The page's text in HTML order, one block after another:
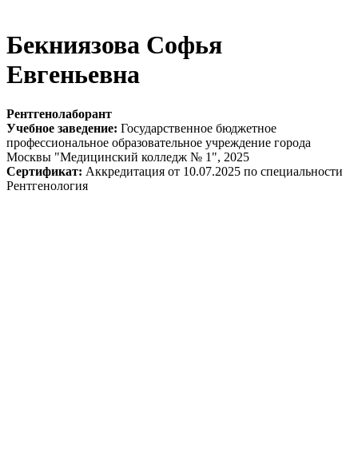
Бекниязова Софья
Евгеньевна
Рентгенолаборант
Учебное заведение: Государственное бюджетное
профессиональное образовательное учреждение города
Москвы "Медицинский колледж № 1", 2025
Сертификат: Аккредитация от 10.07.2025 по специальности
Рентгенология